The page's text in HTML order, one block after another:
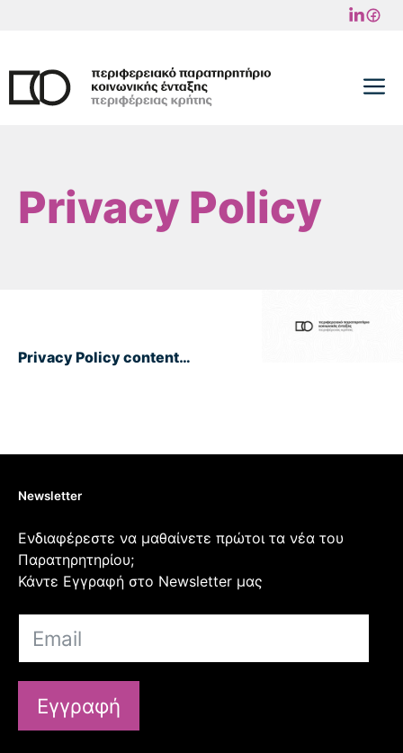
περιεχόμενο
Privacy Policy
Privacy Policy content…
Newsletter
Ενδιαφέρεστε να μαθαίνετε πρώτοι τα νέα του
Παρατηρητηρίου;
Κάντε Εγγραφή στο Newsletter μας
Εγγραφή